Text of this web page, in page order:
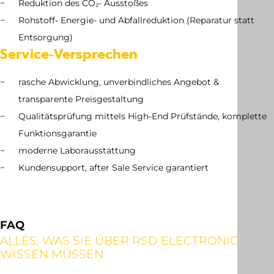
Reduktion des CO₂- Ausstoßes
Rohstoff‑ Energie- und Abfallreduktion (Reparatur statt
Entsorgung)
Service‑Versprechen
rasche Abwicklung, unverbindliches Angebot &
transparente Preisgestaltung
Qualitätsprüfung mittels High-End Prüfstände, komplette
Funktionsgarantie
moderne Laborausstattung
Kundensupport, after Sale Service garantiert
FAQ
ALLES, WAS SIE ÜBER RSD ELECTRONIC
WISSEN MÜSSEN